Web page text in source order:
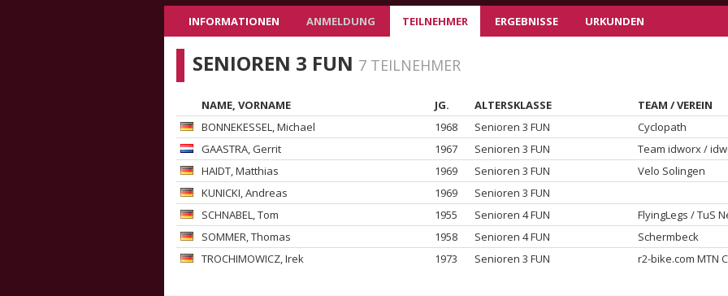
INFORMATIONEN ANMELDUNG TEILNEHMER ERGEBNISSE URKUNDEN
SENIOREN 3 FUN 7 TEILNEHMER
NAME, VORNAME JG. ALTERSKLASSE
TEAM / VEREIN
BONNEKESSEL, Michael 1968 Senioren 3 FUN
Cyclopath
GAASTRA, Gerrit 1967 Senioren 3 FUN
Team idworx /
HAIDT, Matthias 1969 Senioren 3 FUN
Velo Solingen
KUNICKI, Andreas 1969
Senioren 3 FUN
SCHNABEL, Tom 1955 Senioren 4 FUN
FlyingLegs / TuS
SOMMER, Thomas 1958 Senioren 4 FUN
Schermbeck
TROCHIMOWICZ, Irek 1973 Senioren 3 FUN r2-bike.com MTN